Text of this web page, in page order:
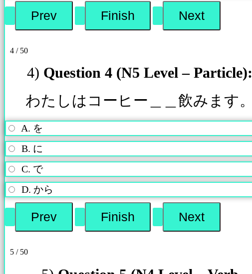
4 / 50
4) Question 4 (N5 Level – Particle):
わたしはコーヒー＿＿飲みます。
A. を
B. に
C. で
D. から
5 / 50